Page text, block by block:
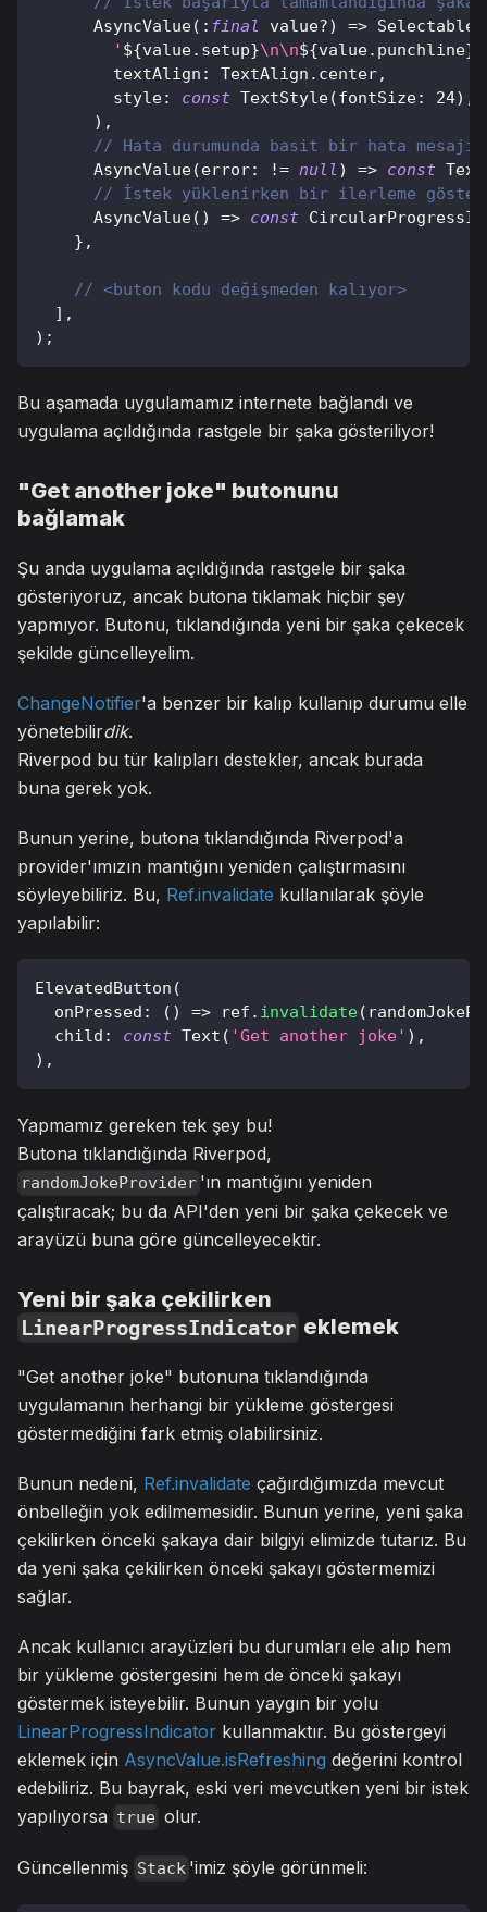
AsyncValue( : final value?) =>
' ${value. setup}\n\n${value. punchline}
        textAlign
: TextAlign . center,
        style
: const TextStyle(fontSize: 24) ,
) ,
// Hata durumunda basit bir hata
AsyncValue(error: != null ) => const Text
// İstek yüklenirken bir ilerleme
AsyncValue( ) => const
} ,
// <buton kodu değişmeden kalıyor>
] ,
) ;
Bu aşamada uygulamamız internete bağlandı ve
uygulama açıldığında rastgele bir şaka gösteriliyor!
"Get another joke" butonunu
bağlamak
Şu anda uygulama açıldığında rastgele bir şaka
gösteriyoruz, ancak butona tıklamak hiçbir şey
yapmıyor. Butonu, tıklandığında yeni bir şaka çekecek
şekilde güncelleyelim.
ChangeNotifier'a benzer bir kalıp kullanıp durumu elle
yönetebilirdik.
Riverpod bu tür kalıpları destekler, ancak burada
buna gerek yok.
Bunun yerine, butona tıklandığında Riverpod'a
provider'ımızın mantığını yeniden çalıştırmasını
söyleyebiliriz. Bu, Ref.invalidate kullanılarak şöyle
yapılabilir:
ElevatedButton (
  onPressed
: ( ) => ref . invalidate(
  child
: const Text ( 'Get another joke' ) ,
) ,
Yapmamız gereken tek şey bu!
Butona tıklandığında Riverpod,
randomJokeProvider 'ın mantığını yeniden
çalıştıracak; bu da API'den yeni bir şaka çekecek ve
arayüzü buna göre güncelleyecektir.
Yeni bir şaka çekilirken
LinearProgressIndicator eklemek
"Get another joke" butonuna tıklandığında
uygulamanın herhangi bir yükleme göstergesi
göstermediğini fark etmiş olabilirsiniz.
Bunun nedeni, Ref.invalidate çağırdığımızda mevcut
önbelleğin yok edilmemesidir. Bunun yerine, yeni şaka
çekilirken önceki şakaya dair bilgiyi elimizde tutarız. Bu
da yeni şaka çekilirken önceki şakayı göstermemizi
sağlar.
Ancak kullanıcı arayüzleri bu durumları ele alıp hem
bir yükleme göstergesini hem de önceki şakayı
göstermek isteyebilir. Bunun yaygın bir yolu
LinearProgressIndicator kullanmaktır. Bu göstergeyi
eklemek için AsyncValue.isRefreshing değerini kontrol
edebiliriz. Bu bayrak, eski veri mevcutken yeni bir istek
yapılıyorsa true olur.
Güncellenmiş Stack 'imiz şöyle görünmeli: